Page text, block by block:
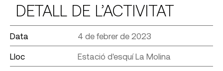
DETALL DE L’ACTIVITAT
Data 4 de febrer de 2023
Lloc Estació d'esquí La Molina